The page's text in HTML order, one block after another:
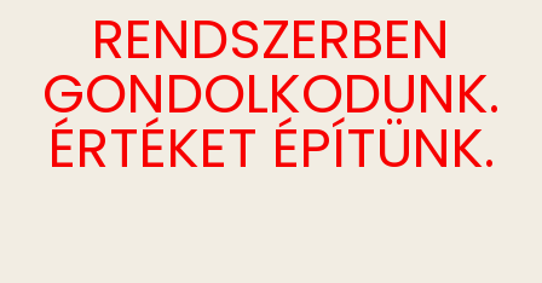
RENDSZERBEN
GONDOLKODUNK.
ÉRTÉKET ÉPÍTÜNK.